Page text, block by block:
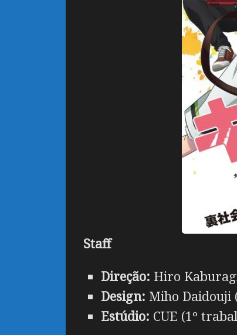
Staff
Direção: Hiro
Design: Miho Daidouji
Estúdio: CUE (1º